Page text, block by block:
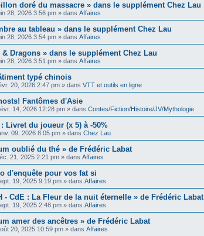
doré du massacre » dans le supplément Chez Lau
28, 2026 3:56 pm » dans Affaires
au tableau » dans le supplément Chez Lau
28, 2026 3:54 pm » dans Affaires
& Dragons » dans le supplément Chez Lau
28, 2026 3:51 pm » dans Affaires
typé chinois
20, 2026 2:47 pm » dans VTT et outils en ligne
Fantômes d'Asie
14, 2026 12:28 pm » dans Contes/Fiction/Histoire/JV/Mythologie
Livret du joueur (x 5) à -50%
09, 2026 8:05 pm » dans Chez Lau
oublié du thé » de Frédéric Labat
21, 2025 2:21 pm » dans Affaires
d'enquête pour vos fat si
19, 2025 9:19 pm » dans Affaires
- CdE : La Fleur de la nuit éternelle » de Frédéric Labat
19, 2025 2:48 pm » dans Affaires
amer des ancêtres » de Frédéric Labat
20, 2025 10:59 pm » dans Affaires